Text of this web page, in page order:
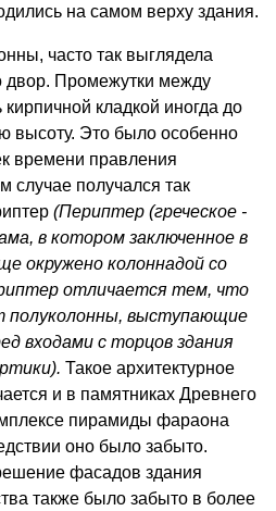
на самом верху здания.
часто так выглядела
Промежутки между
кладкой иногда до
высоту. Это было особенно
времени правле­ния
случае получался так
(Периптер (греческое -
в кото­ром заключенное в
окружено колон­надой со
отличается тем, что
полуколонны, выступающие
входами с торцов здания
Такое архитектурное
и в памятниках Древ­него
пирамиды фа­раона
оно было за­быто.
фасадов здания
также было забыто в более